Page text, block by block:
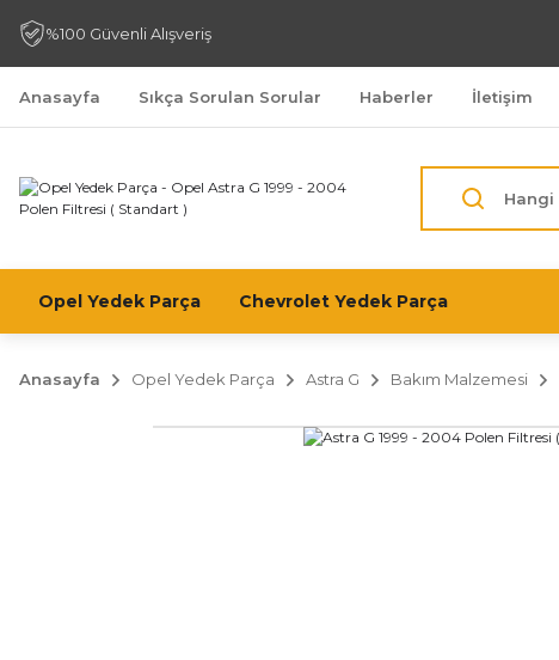
%100 Güvenli Alışveriş
Anasayfa Sıkça Sorulan Sorular Haberler İletişim
Opel Yedek Parça Chevrolet Yedek Parça
Anasayfa Opel Yedek Parça Astra G Bakım Malzemesi